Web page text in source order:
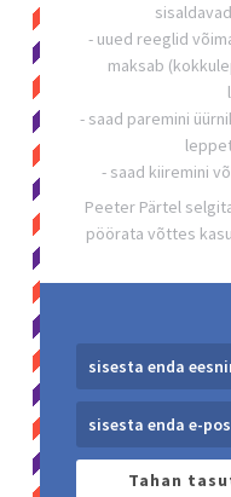
- uued reeglid
maksab
- saad paremini
- saad kiiremini
Peeter Pärtel
pöörata võttes
Tahan